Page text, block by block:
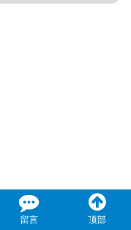
留言 顶部